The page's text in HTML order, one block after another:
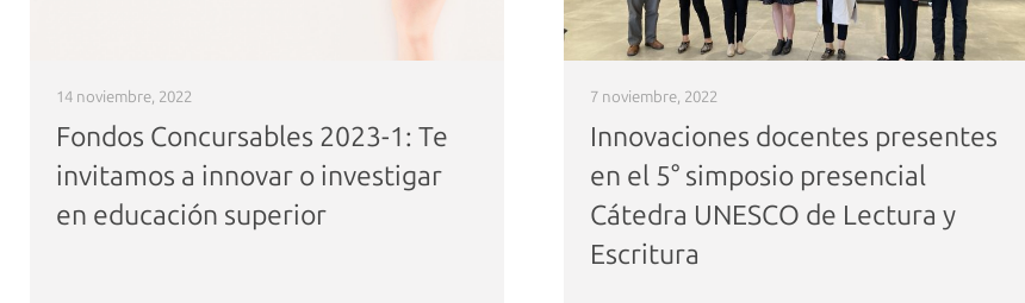
14 noviembre, 2022
Fondos Concursables 2023-1: Te
invitamos a innovar o investigar
en educación superior
7 noviembre, 2022
Innovaciones docentes presentes
en el 5° simposio presencial
Cátedra UNESCO de Lectura y
Escritura